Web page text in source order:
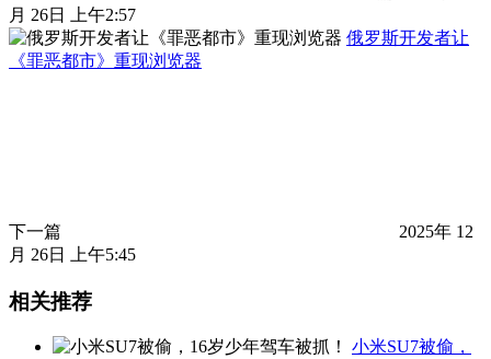
月 26日 上午2:57
俄罗斯开发者让
《罪恶都市》重现浏览器
下一篇
2025年 12
月 26日 上午5:45
相关推荐
小米SU7被偷，